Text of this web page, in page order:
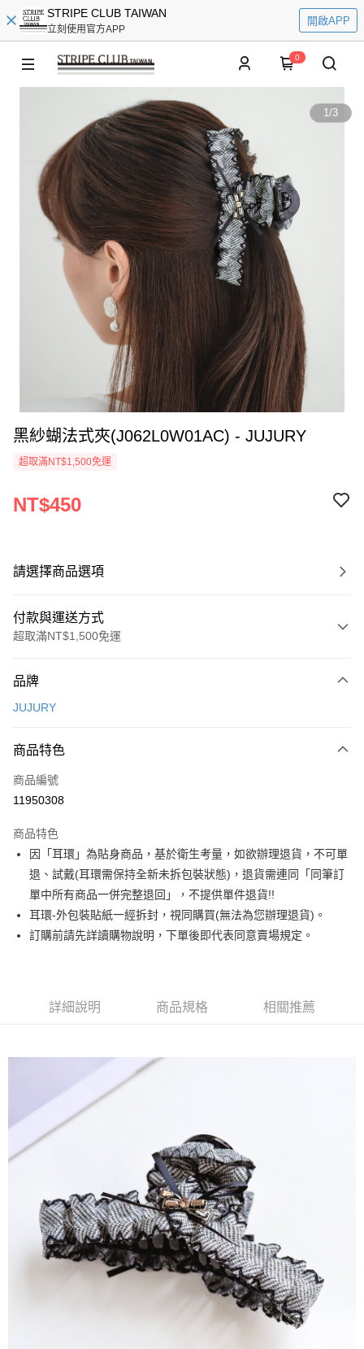
STRIPE CLUB TAIWAN
立刻使用官方APP
開啟APP
0
1/3
黑紗蝴法式夾(J062L0W01AC) - JUJURY
超取滿NT$1,500免運
NT$450
請選擇商品選項
付款與運送方式
超取滿NT$1,500免運
信用卡一次付款
3 期 0 利率 每期
合作金庫商業銀行
上海商業儲蓄銀行
臺灣中小企業銀行
匯豐（台灣）商業銀行
華泰商業銀行
聯邦商業銀行
遠東國際商業銀行
元大商業銀行
永豐商業銀行
玉山商業銀行
星展（台灣）商業銀行
台灣樂天信用卡公司
超商取貨付款
LINE Pay
Apple Pay
街口支付
悠遊付
Google Pay
1.本服務由台灣大哥大提供，台灣大哥大用戶可立即使用無須另外申請。
成交易。
3.實際核准額度、可分期數及費用金額請依後續交易確認頁面所載為準。
4.訂單成立30分鐘內，如未前往確認交易或遇審核未通過，訂單將自動取
消。如遇「轉專審核」未通過狀況，表示未達大哥付你分期系統評分，恕無
法說明評估內容。
【繳款方式說明】
1.分期款項不併入電信帳單，「大哥付你分期」於每月結算日後寄送繳費提
醒簡訊。
2.透過簡訊連結打開帳單後，可選擇「超商條碼／台灣大直營門市／銀行轉
帳／街口支付／iPASS MONEY」等通路繳費。
【注意事項】
1.本服務係由「台灣大哥大股份有限公司」（以下簡稱本公司）所提供，讓
用戶於交易時，得透過本服務購買商品或服務，並由商店將買賣／分期付款
買賣價金債權讓與本公司後，依約使用本公司帳單繳交帳款。
2.基於同意付款使用「大哥付你分期」之契約關係目的，商店將以您的個人
資料（包含姓名、電話或地址）提供予台灣大哥大進項蒐集、處理及利用，
由本公司與您本人進行分期帳單所需資料之確認、核對及更正。
https://oppay.tw/userRule
AFTEE先享後付
AFTEE先享後付是「在收到商品之後才付款」的支付方式。 讓您購物簡單
１．簡單：不需註冊會員、不需綁卡、不需儲值。
２．便利：只要手機號碼，簡訊認證，即可結帳。
３．安心：先確認商品／服務後，再付款。
【「AFTEE先享後付」結帳流程】
１．於結帳方式選擇「AFTEE先享後付」後，將跳轉至「AFTEE先享後付」
結帳頁面，進行簡訊認證並確認金額後，即可完成結帳。
２．訂單成立數日內，您將收到繳費通知簡訊。
３．收到繳費通知簡訊後14天內，點擊此簡訊中的連結，可透過四大超商／
ATM／網路銀行／等多元方式進行付款，方視為交易完成。
※ 請注意：結帳手續完成當下不需立刻繳費，但若您需要取消訂單，請聯絡
購買商品的店家。未經商家同意取消之訂單仍視為有效，需透過AFTEE先享
後付繳納相關費用。
※ 交易是否成功請以「AFTEE先享後付 」之結帳頁面顯示為準，若有關於
是否繳費成功／繳費後需取消欲退款等相關疑問，請聯繫「AFTEE先享後付
https://netprotections.freshdesk.com/support/home
ATM付款
運送方式
全家取貨付款
每筆NT$60，滿NT$1,500(含以上)免運費
每筆NT$60，滿NT$1,500(含以上)免運費
萊爾富取貨付款
每筆NT$60，滿NT$1,500(含以上)免運費
每筆NT$60，滿NT$1,500(含以上)免運費
品牌
JUJURY
商品特色
商品編號
11950308
商品特色
因「耳環」為貼身商品，基於衛生考量，如欲辦理退貨，不可單
退、試戴(耳環需保持全新未拆包裝狀態)，退貨需連同「同筆訂
單中所有商品一併完整退回」，不提供單件退貨!!
耳環-外包裝貼紙一經拆封，視同購買(無法為您辦理退貨)。
訂購前請先詳讀購物說明，下單後即代表同意賣場規定。
詳細說明 商品規格 相關推薦